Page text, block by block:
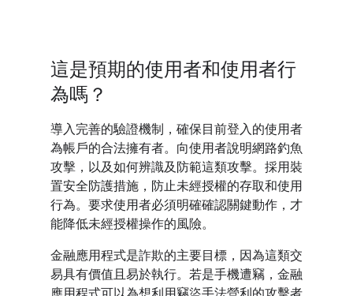
這是預期的使用者和使用者行
為嗎？
導入完善的驗證機制，確保目前登入的使用者
為帳戶的合法擁有者。向使用者說明網路釣魚
攻擊，以及如何辨識及防範這類攻擊。採用裝
置安全防護措施，防止未經授權的存取和使用
行為。要求使用者必須明確確認關鍵動作，才
能降低未經授權操作的風險。
金融應用程式是詐欺的主要目標，因為這類交
易具有價值且易於執行。若是手機遭竊，金融